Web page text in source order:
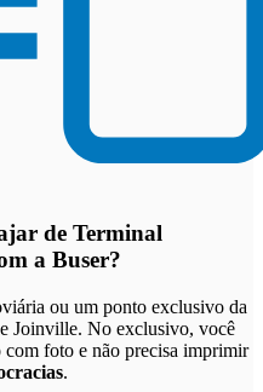
de Terminal
a Buser?
ou um ponto exclusivo da
Joinville. No exclusivo, você
com foto e não precisa imprimir
.